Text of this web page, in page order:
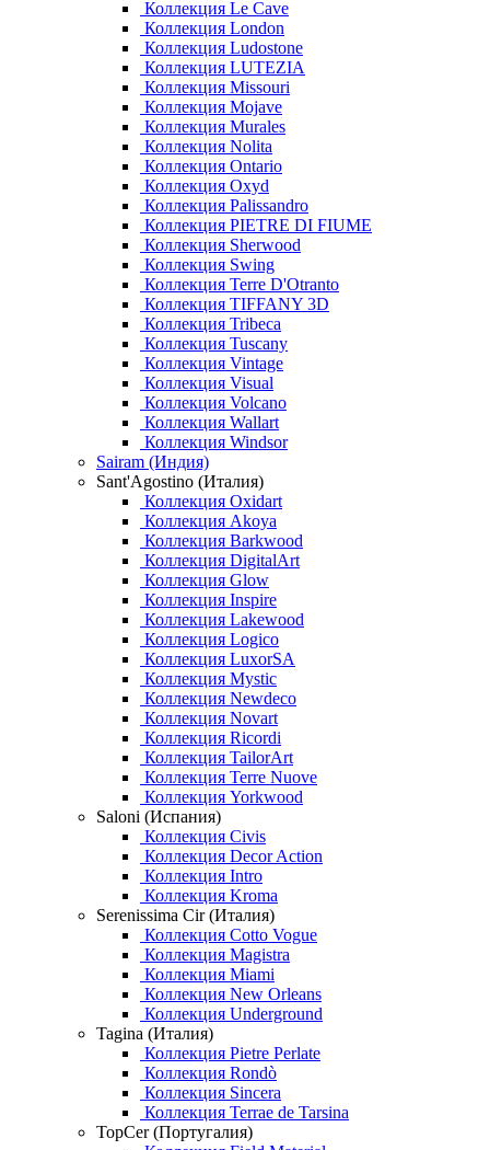
Коллекция Le Cave
Коллекция London
Коллекция Ludostone
Коллекция LUTEZIA
Коллекция Missouri
Коллекция Mojave
Коллекция Murales
Коллекция Nolita
Коллекция Ontario
Коллекция Oxyd
Коллекция Palissandro
Коллекция PIETRE DI FIUME
Коллекция Sherwood
Коллекция Swing
Коллекция Terre D'Otranto
Коллекция TIFFANY 3D
Коллекция Tribeca
Коллекция Tuscany
Коллекция Vintage
Коллекция Visual
Коллекция Volcano
Коллекция Wallart
Коллекция Windsor
Sairam (Индия)
Sant'Agostino (Италия)
Коллекция Oxidart
Коллекция Akoya
Коллекция Barkwood
Коллекция DigitalArt
Коллекция Glow
Коллекция Inspire
Коллекция Lakewood
Коллекция Logico
Коллекция LuxorSA
Коллекция Mystic
Коллекция Newdeco
Коллекция Novart
Коллекция Ricordi
Коллекция TailorArt
Коллекция Terre Nuove
Коллекция Yorkwood
Saloni (Испания)
Коллекция Civis
Коллекция Decor Action
Коллекция Intro
Коллекция Kroma
Serenissima Cir (Италия)
Коллекция Cotto Vogue
Коллекция Magistra
Коллекция Miami
Коллекция New Orleans
Коллекция Underground
Tagina (Италия)
Коллекция Pietre Perlate
Коллекция Rondò
Коллекция Sincera
Коллекция Terrae de Tarsina
TopCer (Португалия)